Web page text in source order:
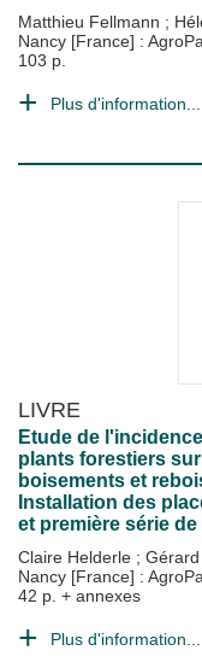
Matthieu Fellmann ;
Nancy [France] :
103 p.
Plus d'information...
LIVRE
Etude de
plants forestiers
boisements et
Installation des
et première série
Claire Helderle ;
Nancy [France] :
42 p. + annexes
Plus d'information...